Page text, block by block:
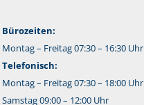
Bürozeiten:
Montag – Freitag 07:30 – 16:30 Uhr
Telefonisch:
Montag – Freitag 07:30 – 18:00 Uhr
Samstag 09:00 – 12:00 Uhr